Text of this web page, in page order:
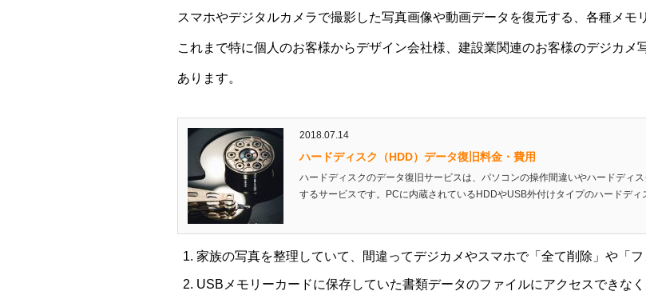
スマホやデジタルカメラで撮影した写真画像や動画データを復元する、各種メモ
これまで特に個人のお客様からデザイン会社様、建設業関連のお客様のデジカ
あります。
2018.07.14
ハードディスク（HDD）データ復旧料金・費用
ハードディスクのデータ復旧サービスは、パソコンの操作間違いやハードディ
するサービスです。PCに内蔵されているHDDやUSB外付けタイプのハードデ
家族の写真を整理していて、間違ってデジカメやスマホで「全て削除」や「
USBメモリーカードに保存していた書類データのファイルにアクセスできな